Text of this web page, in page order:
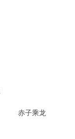
赤子乘龙